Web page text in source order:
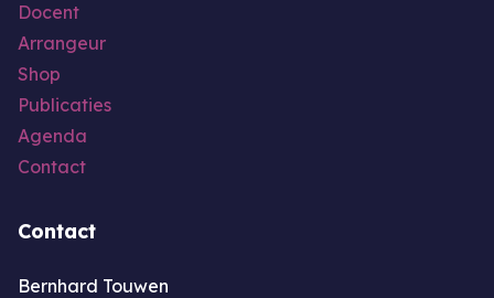
Docent
Arrangeur
Shop
Publicaties
Agenda
Contact
Contact
Bernhard Touwen